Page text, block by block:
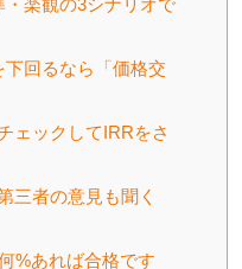
楽観の3シナリオで
回るなら「価格交
ェックしてIRRをさ
三者の意見も聞く
%あれば合格です